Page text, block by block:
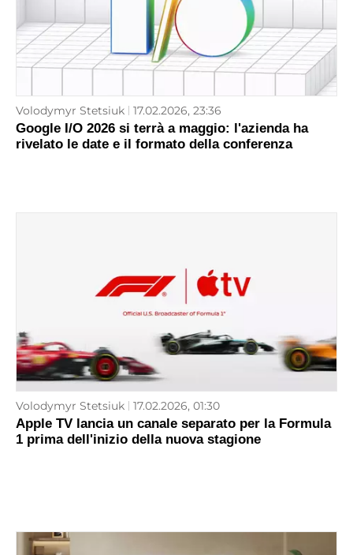
Volodymyr Stetsiuk 17.02.2026, 23:36
Google I/O 2026 si terrà a maggio: l'azienda ha
rivelato le date e il formato della conferenza
Volodymyr Stetsiuk 17.02.2026, 01:30
Apple TV lancia un canale separato per la Formula
1 prima dell'inizio della nuova stagione